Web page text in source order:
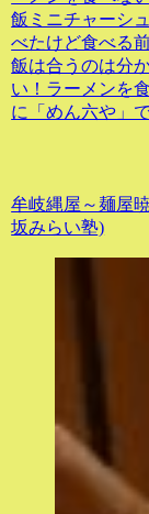
飯ミニチャーシ
べたけど食べる
飯は合うのは分
い！ラーメンを
に「めん六や」
牟岐縄屋～麺屋
坂みらい塾)